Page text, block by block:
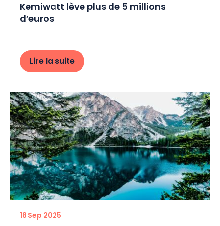
Kemiwatt lève plus de 5 millions
d’euros
Lire la suite
18 Sep 2025